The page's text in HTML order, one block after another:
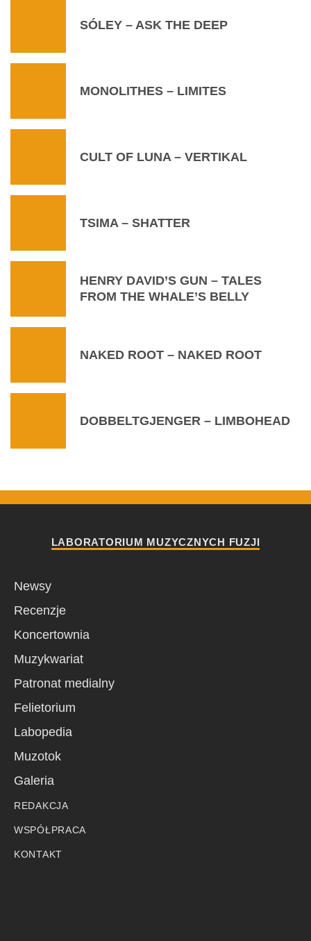
SÓLEY – ASK THE DEEP
MONOLITHES – LIMITES
CULT OF LUNA – VERTIKAL
TSIMA – SHATTER
HENRY DAVID’S GUN – TALES
FROM THE WHALE’S BELLY
NAKED ROOT – NAKED ROOT
DOBBELTGJENGER – LIMBOHEAD
LABORATORIUM MUZYCZNYCH FUZJI
Newsy
Recenzje
Koncertownia
Muzykwariat
Patronat medialny
Felietorium
Labopedia
Muzotok
Galeria
REDAKCJA
WSPÓŁPRACA
KONTAKT